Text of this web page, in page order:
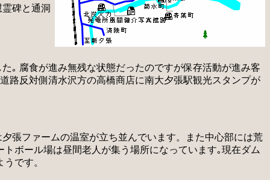
碑と通洞
｡ 腐食が進み無残な状態だったのですが保存活動が進み客
路反対側清水沢方の高橋商店に南大夕張駅観光スタンプが
張ファームの温室が立ち並んでいます。また中心部には荒
ボール場は昼間老人が集う場所になっています｡現在ダム
です。